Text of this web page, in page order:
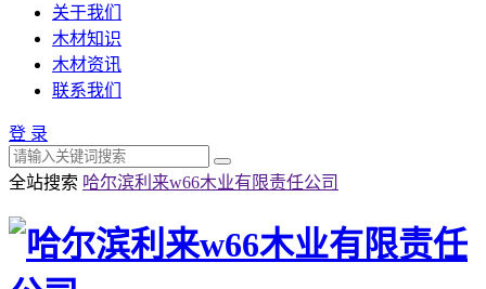
关于我们
木材知识
木材资讯
联系我们
登 录
全站搜索 哈尔滨利来w66木业有限责任公司